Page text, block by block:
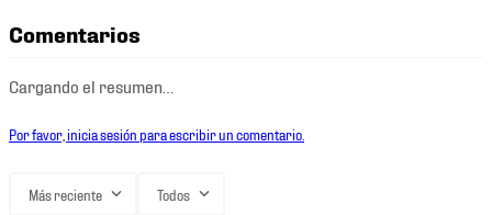
Comentarios
Cargando el resumen…
Por favor, inicia sesión para escribir un comentario.
Más reciente Todos